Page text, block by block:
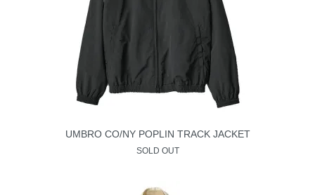
UMBRO CO/NY POPLIN TRACK JACKET
SOLD OUT